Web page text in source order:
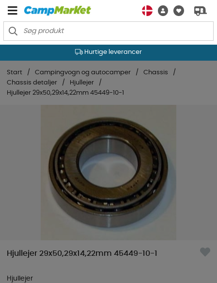
Hurtige leverancer
Start Campingvogn og autocamper
Chassis
Chassis detaljer
Hjullejer
Hjullejer 29x50,29x14,22mm 45449-10-1
Hjullejer 29x50,29x14,22mm 45449-10-1
Hjullejer